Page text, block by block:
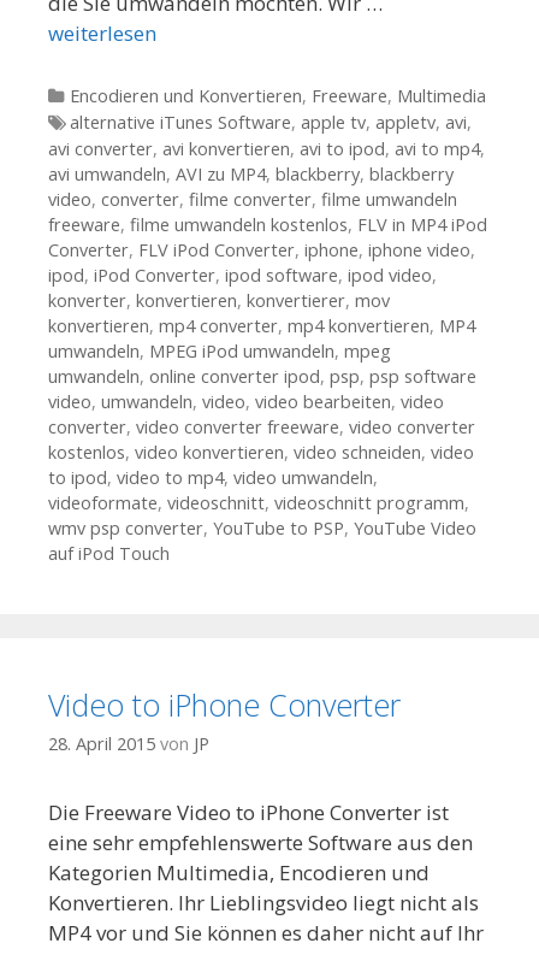
weiterlesen
Kategorien
Encodieren und Konvertieren, Freeware, Multimedia
Tags
alternative iTunes Software, apple tv, appletv, avi,
avi converter, avi konvertieren, avi to ipod, avi to mp4,
avi umwandeln, AVI zu MP4, blackberry, blackberry
video, converter, filme converter, filme umwandeln
freeware, filme umwandeln kostenlos, FLV in MP4 iPod
Converter, FLV iPod Converter, iphone, iphone video,
ipod, iPod Converter, ipod software, ipod video,
konverter, konvertieren, konvertierer, mov
konvertieren, mp4 converter, mp4 konvertieren, MP4
umwandeln, MPEG iPod umwandeln, mpeg
umwandeln, online converter ipod, psp, psp software
video, umwandeln, video, video bearbeiten, video
converter, video converter freeware, video converter
kostenlos, video konvertieren, video schneiden, video
to ipod, video to mp4, video umwandeln,
videoformate, videoschnitt, videoschnitt programm,
wmv psp converter, YouTube to PSP, YouTube Video
auf iPod Touch
Video to iPhone Converter
28. April 2015 von JP
Die Freeware Video to iPhone Converter ist
eine sehr empfehlenswerte Software aus den
Kategorien Multimedia, Encodieren und
Konvertieren. Ihr Lieblingsvideo liegt nicht als
MP4 vor und Sie können es daher nicht auf Ihr